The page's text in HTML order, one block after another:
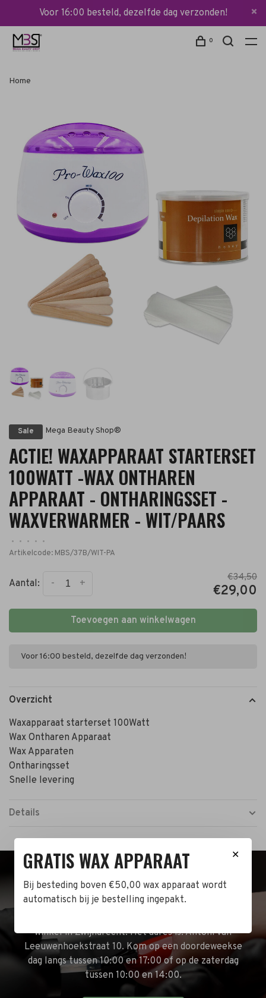
Voor 16:00 besteld, dezelfde dag verzonden!
0
Home
Sale Mega Beauty Shop®
ACTIE! WAXAPPARAAT STARTERSET
100WATT -WAX ONTHAREN
APPARAAT - ONTHARINGSSET -
WAXVERWARMER - WIT/PAARS
• • • •
•
Artikelcode: MBS/37B/WIT-PA
Aantal: +
-
€34,50
€29,00
Toevoegen aan winkelwagen
Voor 16:00 besteld, dezelfde dag verzonden!
Overzicht
Waxapparaat starterset 100Watt
Wax Ontharen Apparaat
Wax Apparaten
Ontharingsset
Snelle levering
Details
BEZOEK DE WINKEL!
winkel in Zwijndrecht! Het adres is: Antoni van
Leeuwenhoekstraat 10. Kom op een doordeweekse
dag langs tussen 10:00 en 17:00 of op de zaterdag
tussen 10:00 en 14:00.
✕
GRATIS WAX APPARAAT
Bij besteding boven €50,00 wax apparaat wordt
automatisch bij je bestelling ingepakt.